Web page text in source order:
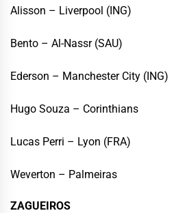
Alisson – Liverpool (ING)
Bento – Al-Nassr (SAU)
Ederson – Manchester City (ING)
Hugo Souza – Corinthians
Lucas Perri – Lyon (FRA)
Weverton – Palmeiras
ZAGUEIROS